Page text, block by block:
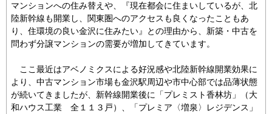
マンションへの住み替えや、『現在都会に住まいしているが、北
陸新幹線も開業し、関東圏へのアクセスも良くなったこともあ
り、住環境の良い金沢に住みたい』との理由から、新築・中古を
問わず分譲マンションの需要が増加してきています。
ここ最近はアベノミクスによる好況感や北陸新幹線開業効果に
より、中古マンション市場も金沢駅周辺や市中心部では品薄状態
が続いてきましたが、新幹線開業後に「プレミスト香林坊」（大
和ハウス工業 全１１３戸）、「プレミア〈増泉〉レジデンス」